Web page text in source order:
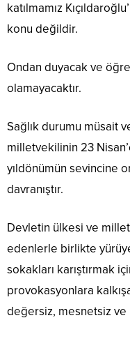
katılmamız
konu değildir.
Ondan duyacak ve
olamayacaktır.
Sağlık durumu müsait
milletvekilinin 23
yıldönümün sevincine
davranıştır.
Devletin ülkesi ve
edenlerle birlikte
sokakları karıştırmak
provokasyonlara
değersiz, mesnetsiz